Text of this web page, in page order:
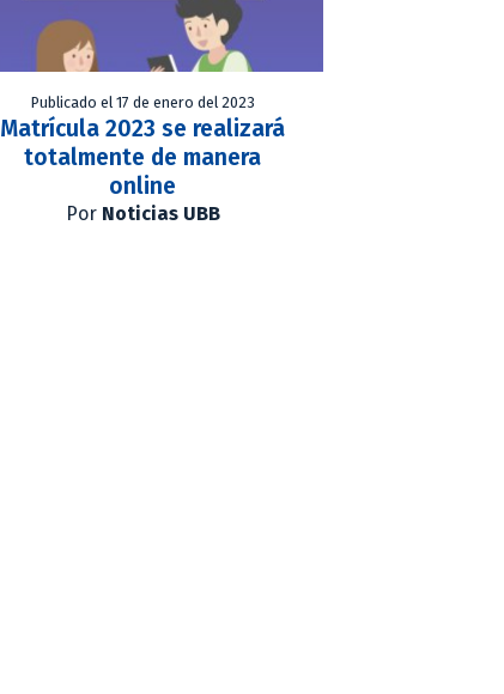
Publicado el 17 de enero del 2023
Matrícula 2023 se realizará
totalmente de manera
online
Por Noticias UBB